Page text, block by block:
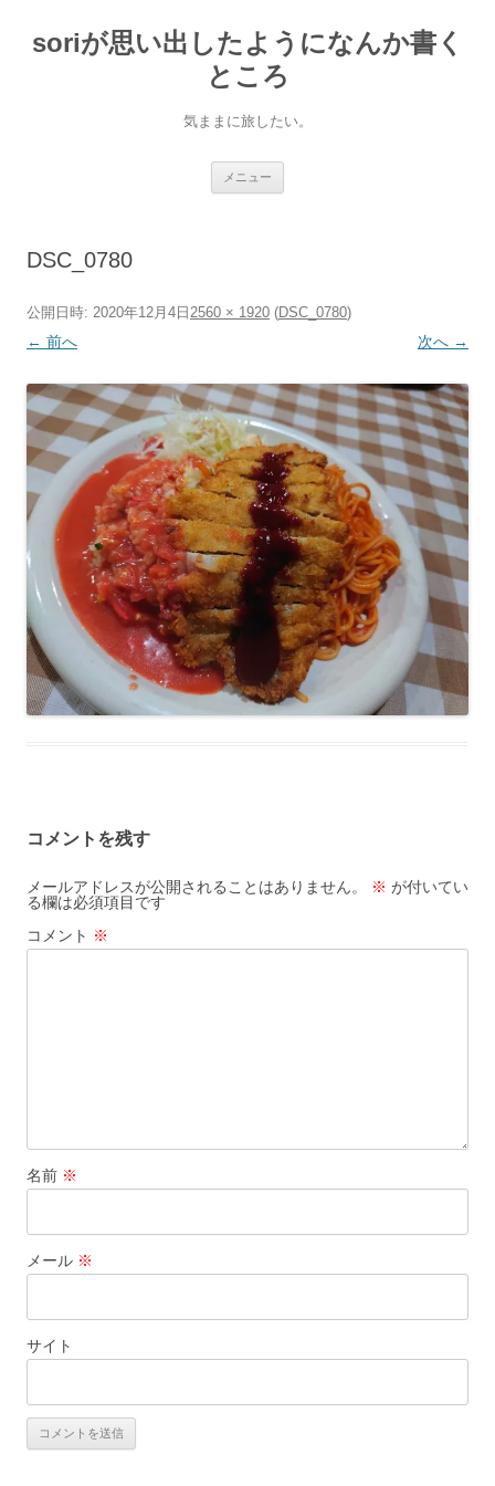
soriが思い出したようになんか書く
ところ
気ままに旅したい。
メニュー
プ
DSC_0780
公開日時: 2020年12月4日 2560 × 1920 (DSC_0780)
← 前へ 次へ →
コメントを残す
メールアドレスが公開されることはありません。 ※ が付いてい
る欄は必須項目です
コメント ※
名前 ※
メール ※
サイト